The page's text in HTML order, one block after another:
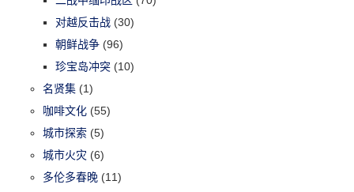
对越反击战 (30)
朝鲜战争 (96)
珍宝岛冲突 (10)
名贤集 (1)
咖啡文化 (55)
城市探索 (5)
城市火灾 (6)
多伦多春晚 (11)